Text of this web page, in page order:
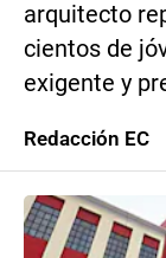
arquitecto
cientos de
exigente y
Redacción EC